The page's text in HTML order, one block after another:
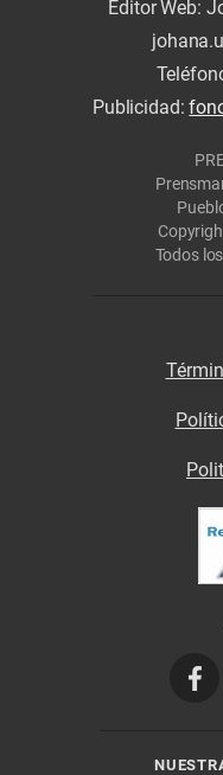
Editor Web:
Publicidad:
Todos